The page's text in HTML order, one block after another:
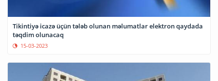
Tikintiyə icazə üçün tələb olunan məlumatlar elektron qaydada
təqdim olunacaq
15-03-2023